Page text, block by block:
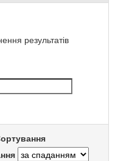
результатів